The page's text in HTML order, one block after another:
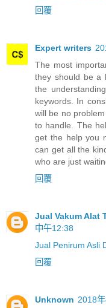
回覆
Expert writers
The most
they should be a
the
keywords. In
will be no
to handle. The
get the help you
can get all the
who are just
回覆
Jual Vakum Alat
中午12:38
Jual Penirum Asli
回覆
Unknown 2018